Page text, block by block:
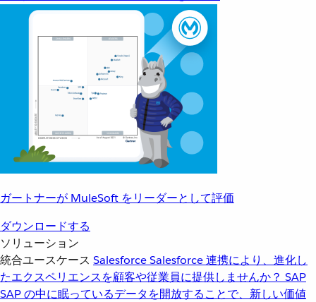
ガートナーが MuleSoft をリーダーとして評価
ダウンロードする
ソリューション
統合ユースケース SalesforceSalesforce 連携により、進化し
たエクスペリエンスを顧客や従業員に提供しませんか？ SAP
SAP の中に眠っているデータを開放することで、新しい価値